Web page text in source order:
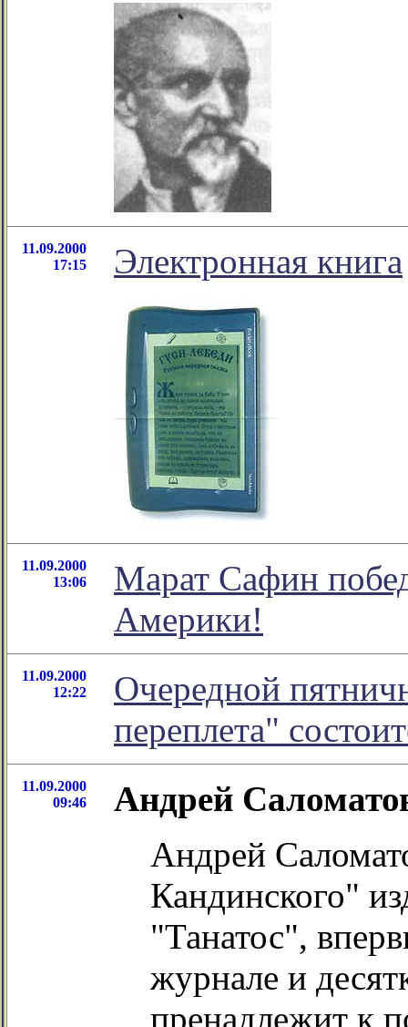
11.09.2000
17:15
Электронная книга
11.09.2000
13:06
Марат Сафин
Америки!
11.09.2000
12:22
Очередной
переплета"
11.09.2000
09:46
Андрей
Андрей
Кандинского"
"Танатос",
журнале и
пренадлежит к